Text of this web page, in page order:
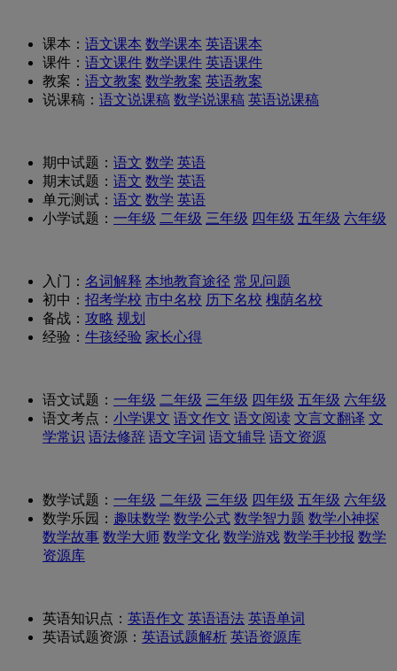
课本： 语文课本 数学课本 英语课本
课件： 语文课件 数学课件 英语课件
教案： 语文教案 数学教案 英语教案
说课稿： 语文说课稿 数学说课稿 英语说课稿
期中试题： 语文 数学 英语
期末试题： 语文 数学 英语
单元测试： 语文 数学 英语
小学试题： 一年级 二年级 三年级 四年级 五年级 六年级
入门： 名词解释 本地教育途径 常见问题
初中： 招考学校 市中名校 历下名校 槐荫名校
备战： 攻略 规划
经验： 牛孩经验 家长心得
语文试题： 一年级 二年级 三年级 四年级 五年级 六年级
语文考点： 小学课文 语文作文 语文阅读 文言文翻译 文
学常识 语法修辞 语文字词 语文辅导 语文资源
数学试题： 一年级 二年级 三年级 四年级 五年级 六年级
数学乐园： 趣味数学 数学公式 数学智力题 数学小神探
数学故事 数学大师 数学文化 数学游戏 数学手抄报 数学
资源库
英语知识点： 英语作文 英语语法 英语单词
英语试题资源： 英语试题解析 英语资源库